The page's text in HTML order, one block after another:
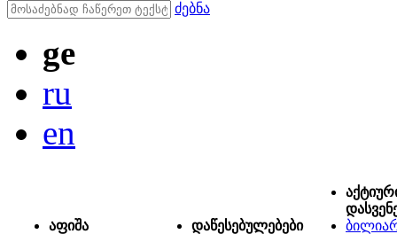
ძებნა
ge
ru
en
აფიშა
დაწესებულებები